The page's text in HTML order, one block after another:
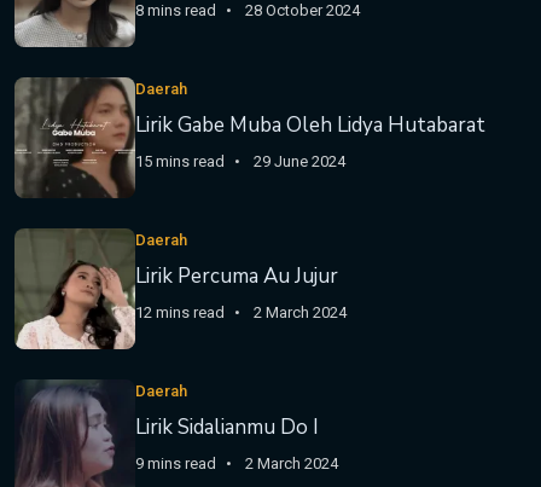
8 mins read 28 October 2024
Daerah
Lirik Gabe Muba Oleh Lidya Hutabarat
15 mins read 29 June 2024
Daerah
Lirik Percuma Au Jujur
12 mins read 2 March 2024
Daerah
Lirik Sidalianmu Do I
9 mins read 2 March 2024